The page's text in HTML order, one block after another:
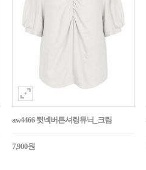
aw4466 뒷넥버튼셔링튜닉_크림
7,900원